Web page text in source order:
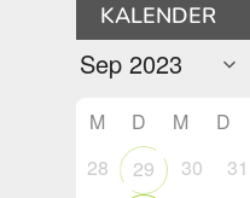
KALENDER
M D M D
28
29 30 31